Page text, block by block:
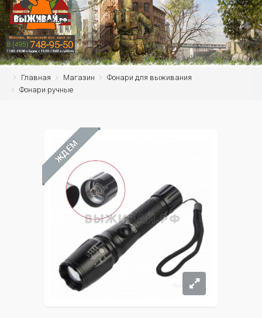
Главная Магазин
Фонари для выживания
Фонари ручные
ЖДЁМ